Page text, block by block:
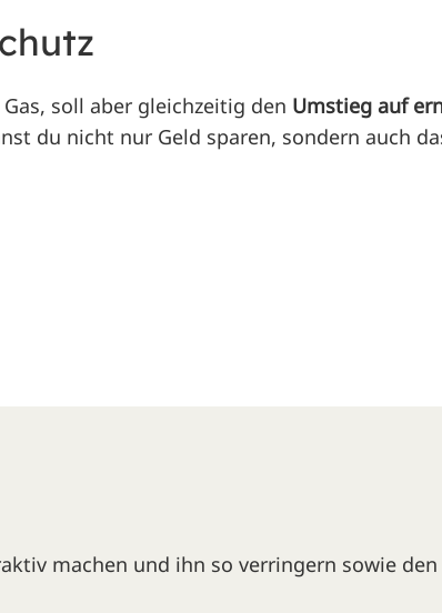
soll aber gleichzeitig den Umstieg auf
du nicht nur Geld sparen, sondern auch
machen und ihn so verringern sowie